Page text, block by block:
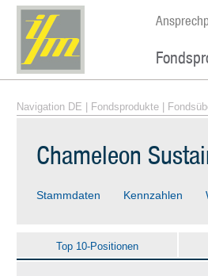
Navigation DE Fondsprodukte
Chameleon
Stammdaten Kennzahlen
Top 10-Positionen